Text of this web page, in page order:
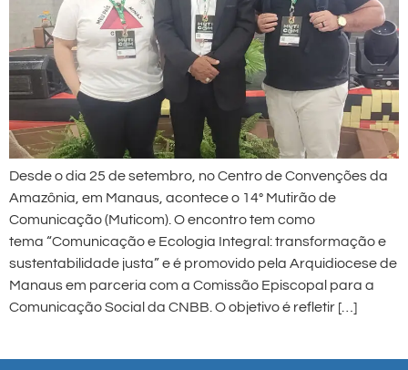
Desde o dia 25 de setembro, no Centro de Convenções da
Amazônia, em Manaus, acontece o 14° Mutirão de
Comunicação (Muticom). O encontro tem como
tema “Comunicação e Ecologia Integral: transformação e
sustentabilidade justa” e é promovido pela Arquidiocese de
Manaus em parceria com a Comissão Episcopal para a
Comunicação Social da CNBB. O objetivo é refletir […]